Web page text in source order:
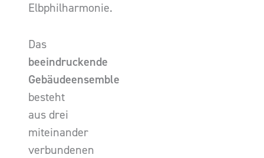
Elbphilharmonie.
Das
beeindruckende
Gebäudeensemble
besteht
aus drei
miteinander
verbundenen